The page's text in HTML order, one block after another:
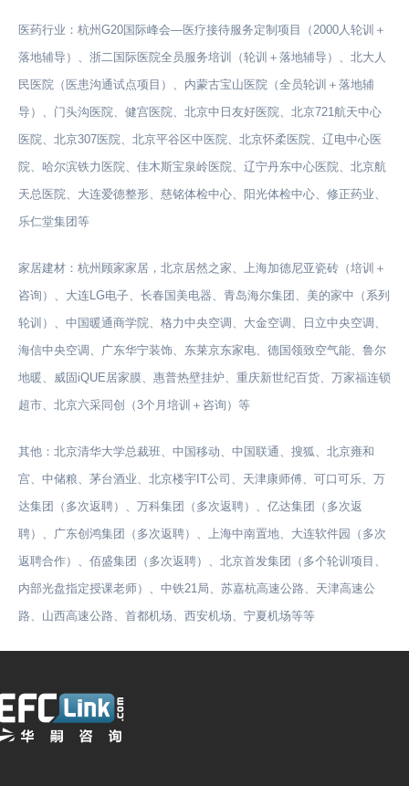
医药行业：杭州G20国际峰会—医疗接待服务定制项目（2000人轮训＋
落地辅导）、浙二国际医院全员服务培训（轮训＋落地辅导）、北大人
民医院（医患沟通试点项目）、内蒙古宝山医院（全员轮训＋落地辅
导）、门头沟医院、健宫医院、北京中日友好医院、北京721航天中心
医院、北京307医院、北京平谷区中医院、北京怀柔医院、辽电中心医
院、哈尔滨铁力医院、佳木斯宝泉岭医院、辽宁丹东中心医院、北京航
天总医院、大连爱德整形、慈铭体检中心、阳光体检中心、修正药业、
乐仁堂集团等
家居建材：杭州顾家家居，北京居然之家、上海加德尼亚瓷砖（培训＋
咨询）、大连LG电子、长春国美电器、青岛海尔集团、美的家中（系列
轮训）、中国暖通商学院、格力中央空调、大金空调、日立中央空调、
海信中央空调、广东华宁装饰、东莱京东家电、德国领致空气能、鲁尔
地暖、威固iQUE居家膜、惠普热壁挂炉、重庆新世纪百货、万家福连锁
超市、北京六采同创（3个月培训＋咨询）等
其他：北京清华大学总裁班、中国移动、中国联通、搜狐、北京雍和
宫、中储粮、茅台酒业、北京楼宇IT公司、天津康师傅、可口可乐、万
达集团（多次返聘）、万科集团（多次返聘）、亿达集团（多次返
聘）、广东创鸿集团（多次返聘）、上海中南置地、大连软件园（多次
返聘合作）、佰盛集团（多次返聘）、北京首发集团（多个轮训项目、
内部光盘指定授课老师）、中铁21局、苏嘉杭高速公路、天津高速公
路、山西高速公路、首都机场、西安机场、宁夏机场等等